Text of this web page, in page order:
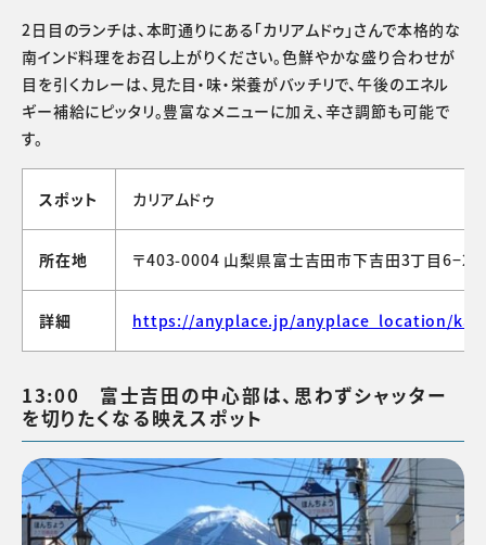
2日目のランチは、本町通りにある「カリアムドゥ」さんで本格的な
南インド料理をお召し上がりください。色鮮やかな盛り合わせが
目を引くカレーは、見た目・味・栄養がバッチリで、午後のエネル
ギー補給にピッタリ。豊富なメニューに加え、辛さ調節も可能で
す。
スポット カリアムドゥ
所在地 〒403-0004 山梨県富士吉田市下吉田3丁目6−28
詳細 https://anyplace.jp/anyplace_location/
13:00 富士吉田の中心部は、思わずシャッター
を切りたくなる映えスポット